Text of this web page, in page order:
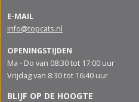
E-MAIL
info@topcats.nl
OPENINGSTIJDEN
Ma - Do van 08:30 tot 17:00 uur
Vrijdag van 8:30 tot 16:40 uur
BLIJF OP DE HOOGTE